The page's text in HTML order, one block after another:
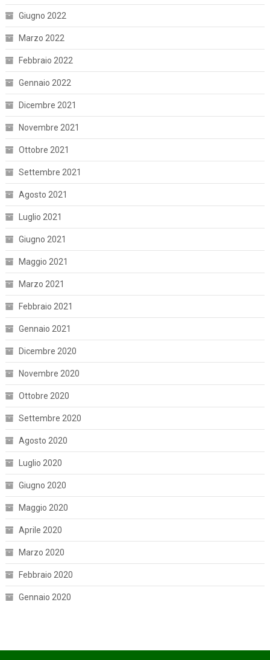
Giugno 2022
Marzo 2022
Febbraio 2022
Gennaio 2022
Dicembre 2021
Novembre 2021
Ottobre 2021
Settembre 2021
Agosto 2021
Luglio 2021
Giugno 2021
Maggio 2021
Marzo 2021
Febbraio 2021
Gennaio 2021
Dicembre 2020
Novembre 2020
Ottobre 2020
Settembre 2020
Agosto 2020
Luglio 2020
Giugno 2020
Maggio 2020
Aprile 2020
Marzo 2020
Febbraio 2020
Gennaio 2020